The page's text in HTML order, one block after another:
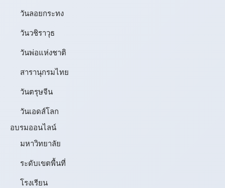
วันลอยกระทง
วันวชิราวุธ
วันพ่อแห่งชาติ
สารานุกรมไทย
วันตรุษจีน
วันเอดส์โลก
อบรมออนไลน์
มหาวิทยาลัย
ระดับเขตพื้นที่
โรงเรียน